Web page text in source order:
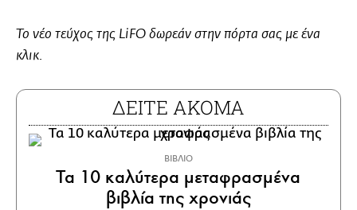
Το νέο τεύχος της LiFO δωρεάν στην πόρτα σας με ένα
κλικ.
ΔΕΙΤΕ ΑΚΟΜΑ
ΒΙΒΛΙΟ
Τα 10 καλύτερα μεταφρασμένα
βιβλία της χρονιάς